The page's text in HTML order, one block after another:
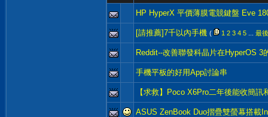
HP HyperX 平價薄膜電競鍵盤 Eve
[請推薦]7千以內手機 ( 1 2 3 4 5 最
Reddit--改善聯發科晶片在HyperOS 3
手機平板的好用App討論串
【求救】Poco X6Pro二年後能收簡
ASUS ZenBook Duo摺疊雙螢幕搭載